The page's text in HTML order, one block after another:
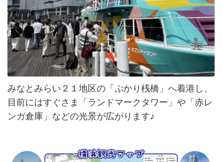
みなとみらい２１地区の「ぷかり桟橋」へ着港し、
目前にはすぐさま「ランドマークタワー」や「赤レ
ンガ倉庫」などの光景が広がります♪